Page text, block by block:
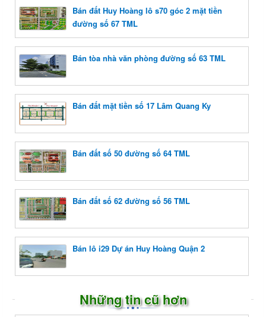
Bán đất Huy Hoàng lô s70 góc 2 mặt tiền
đường số 67 TML
Bán tòa nhà văn phòng đường số 63 TML
Bán đất mặt tiền số 17 Lâm Quang Ky
Bán đất số 50 đường số 64 TML
Bán đất số 62 đường số 56 TML
Bán lô i29 Dự án Huy Hoàng Quận 2
Những tin cũ hơn